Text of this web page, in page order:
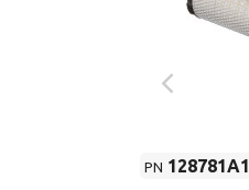
PN 128781A1